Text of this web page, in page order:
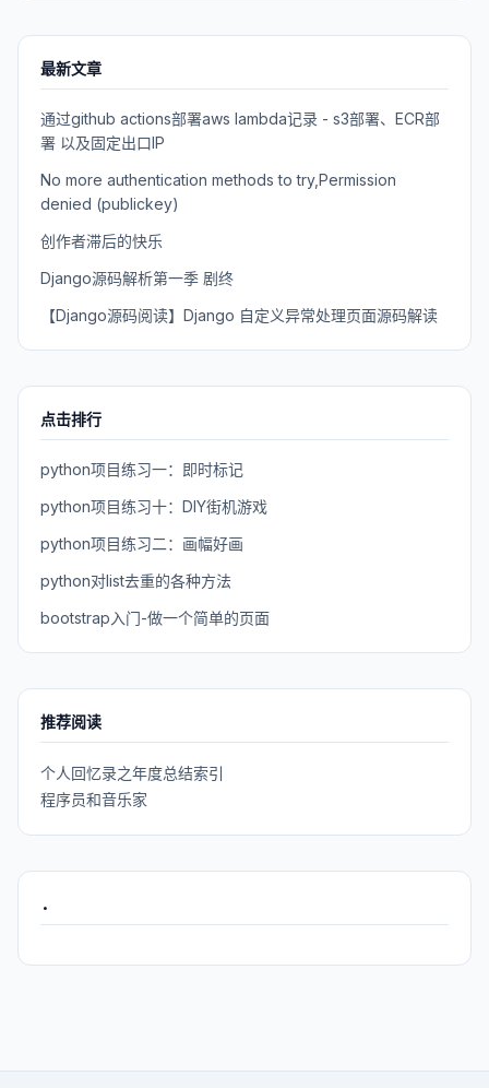
最新文章
通过github actions部署aws lambda记录 - s3部署、ECR部
署 以及固定出口IP
No more authentication methods to try,Permission
denied (publickey)
创作者滞后的快乐
Django源码解析第一季 剧终
【Django源码阅读】Django 自定义异常处理页面源码解读
点击排行
python项目练习一：即时标记
python项目练习十：DIY街机游戏
python项目练习二：画幅好画
python对list去重的各种方法
bootstrap入门-做一个简单的页面
推荐阅读
个人回忆录之年度总结索引
程序员和音乐家
.